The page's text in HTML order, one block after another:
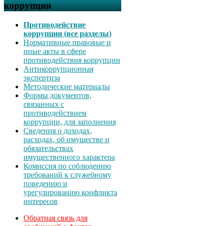
коррупции
Противодействие
коррупции (все разделы)
Нормативные правовые и
иные акты в сфере
противодействия коррупции
Антикоррупционная
экспертиза
Методические материалы
Формы документов,
связанных с
противодействием
коррупции, для заполнения
Сведения о доходах,
расходах, об имуществе и
обязательствах
имущественного характера
Комиссия по соблюдению
требований к служебному
поведению и
урегулированию конфликта
интересов
Обратная связь для